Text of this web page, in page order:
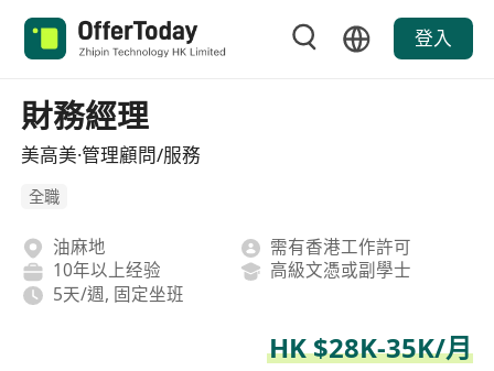
登入
財務經理
美高美·管理顧問/服務
全職
油麻地
需有香港工作許可
10年以上经验
高級文憑或副學士
5天/週, 固定坐班
HK $28K-35K/月